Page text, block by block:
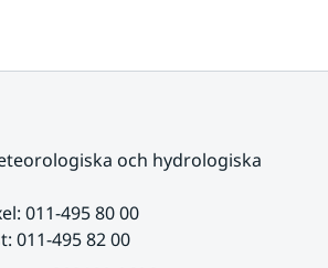
och hydrologiska
011-495 80 00
011-495 82 00